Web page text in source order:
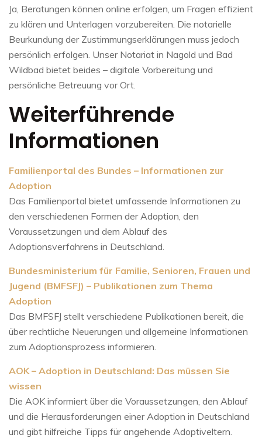
Ja, Beratungen können online erfolgen, um Fragen effizient
zu klären und Unterlagen vorzubereiten. Die notarielle
Beurkundung der Zustimmungserklärungen muss jedoch
persönlich erfolgen. Unser Notariat in Nagold und Bad
Wildbad bietet beides – digitale Vorbereitung und
persönliche Betreuung vor Ort.
Weiterführende
Informationen
Familienportal des Bundes – Informationen zur
Adoption
Das Familienportal bietet umfassende Informationen zu
den verschiedenen Formen der Adoption, den
Voraussetzungen und dem Ablauf des
Adoptionsverfahrens in Deutschland.
Bundesministerium für Familie, Senioren, Frauen und
Jugend (BMFSFJ) – Publikationen zum Thema
Adoption
Das BMFSFJ stellt verschiedene Publikationen bereit, die
über rechtliche Neuerungen und allgemeine Informationen
zum Adoptionsprozess informieren.
AOK – Adoption in Deutschland: Das müssen Sie
wissen
Die AOK informiert über die Voraussetzungen, den Ablauf
und die Herausforderungen einer Adoption in Deutschland
und gibt hilfreiche Tipps für angehende Adoptiveltern.